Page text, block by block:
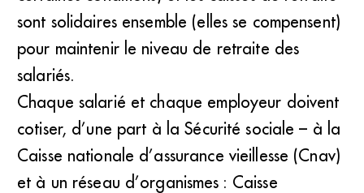
sont solidaires ensemble (elles se compensent)
pour maintenir le niveau de retraite des
salariés.
Chaque salarié et chaque employeur doivent
cotiser, d’une part à la Sécurité sociale – à la
Caisse nationale d’assurance vieillesse (Cnav)
et à un réseau d’organismes : Caisse